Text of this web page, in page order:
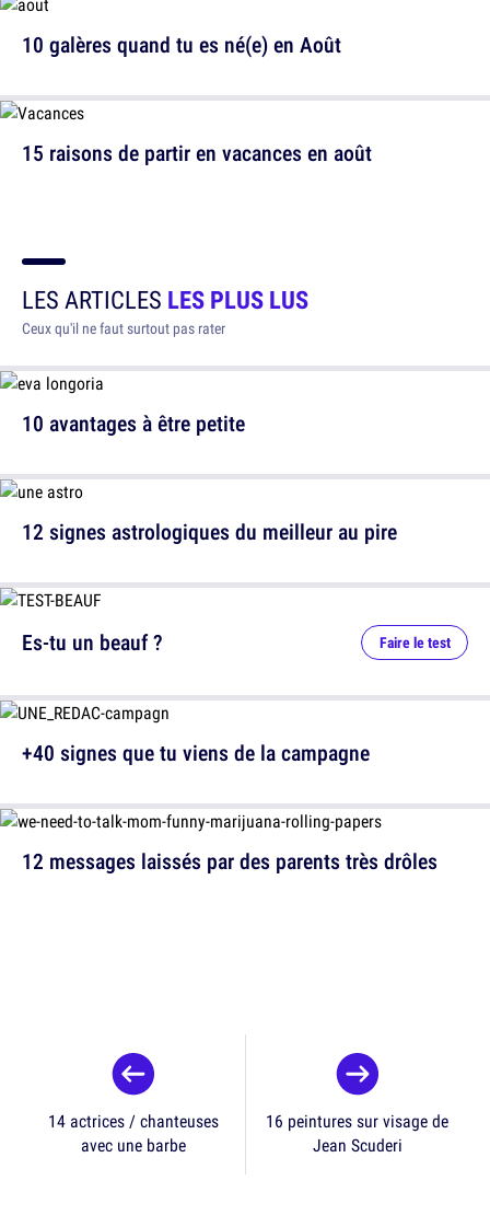
10 galères quand tu es né(e) en Août
15 raisons de partir en vacances en août
LES ARTICLES LES PLUS LUS
Ceux qu'il ne faut surtout pas rater
10 avantages à être petite
12 signes astrologiques du meilleur au pire
12 messages laissés par des parents très drôles
Es-tu un beauf ? Faire le test
+40 signes que tu viens de la campagne
14 actrices / chanteuses
avec une barbe
16 peintures sur visage de
Jean Scuderi